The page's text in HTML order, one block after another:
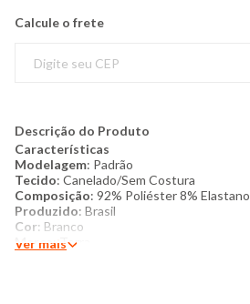
Calcule o frete
Descrição do Produto
Características
Modelagem: Padrão
Tecido: Canelado/Sem Costura
Composição: 92% Poliéster 8% Elastano
Produzido: Brasil
Cor: Branco
Marca: Torra
Ver mais